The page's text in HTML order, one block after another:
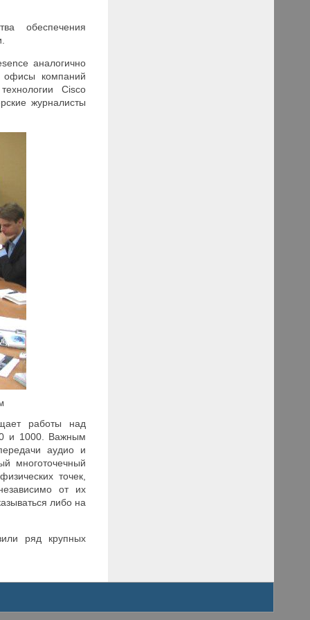
обеспечения
аналогично
офисы компаний
Cisco
журналисты
работы над
и 1000. Важным
аудио и
многоточечный
точек,
от их
либо на
ряд крупных